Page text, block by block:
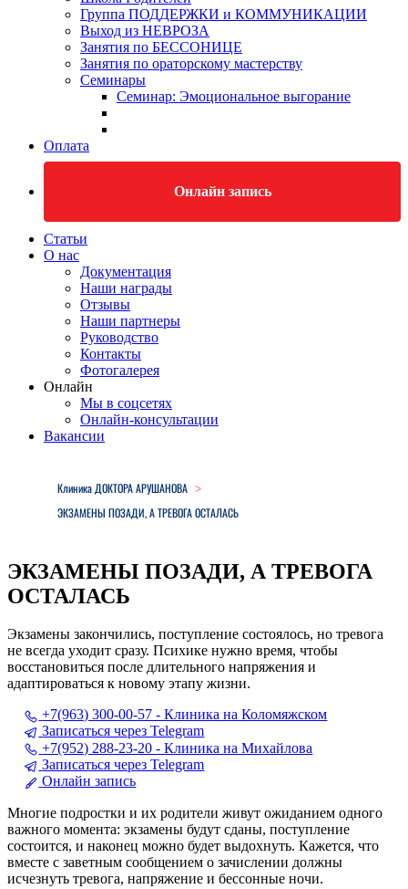
Группа ПОДДЕРЖКИ и КОММУНИКАЦИИ
Выход из НЕВРОЗА
Занятия по БЕССОНИЦЕ
Занятия по ораторскому мастерству
Семинары
Семинар: Эмоциональное выгорание
Оплата
Онлайн запись
Статьи
О нас
Документация
Наши награды
Отзывы
Наши партнеры
Руководство
Контакты
Фотогалерея
Онлайн
Мы в соцсетях
Онлайн-консультации
Вакансии
Клиника ДОКТОРА АРУШАНОВА >
ЭКЗАМЕНЫ ПОЗАДИ, А ТРЕВОГА ОСТАЛАСЬ
ЭКЗАМЕНЫ ПОЗАДИ, А ТРЕВОГА
ОСТАЛАСЬ
Экзамены закончились, поступление состоялось, но тревога
не всегда уходит сразу. Психике нужно время, чтобы
восстановиться после длительного напряжения и
адаптироваться к новому этапу жизни.
+7(963) 300-00-57 - Клиника на Коломяжском
Записаться через Telegram
+7(952) 288-23-20 - Клиника на Михайлова
Записаться через Telegram
Онлайн запись
Многие подростки и их родители живут ожиданием одного
важного момента: экзамены будут сданы, поступление
состоится, и наконец можно будет выдохнуть. Кажется, что
вместе с заветным сообщением о зачислении должны
исчезнуть тревога, напряжение и бессонные ночи.